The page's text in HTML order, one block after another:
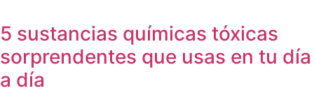
5 sustancias químicas tóxicas
sorprendentes que usas en tu día
a día